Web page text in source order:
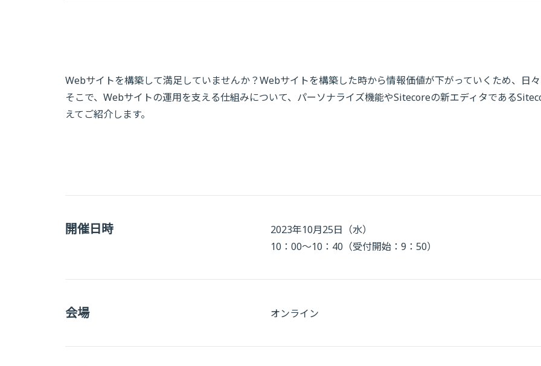
Webサイトを構築して満足していませんか？Webサイトを構築した時から情報価値が下がっていくため、日
そこで、Webサイトの運用を支える仕組みについて、パーソナライズ機能やSitecoreの新エディタである
えてご紹介します。
開催日時
2023年10月25日（水）
10：00～10：40（受付開始：9：50）
会場 オンライン